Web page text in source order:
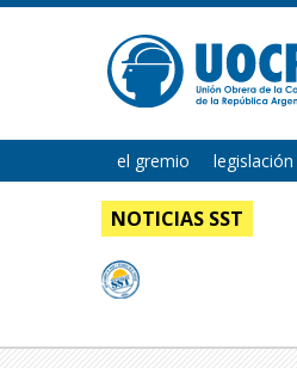
el gremio
NOTICIAS SST